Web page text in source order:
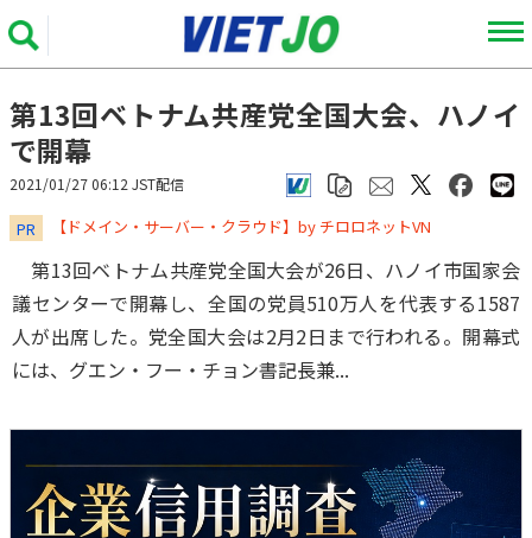
第13回ベトナム共産党全国大会、ハノイ
で開幕
2021/01/27 06:12 JST配信
PR ​​​​​​​【ドメイン・サーバー・クラウド】by チロロネットVN
第13回ベトナム共産党全国大会が26日、ハノイ市国家会
議センターで開幕し、全国の党員510万人を代表する1587
人が出席した。党全国大会は2月2日まで行われる。開幕式
には、グエン・フー・チョン書記長兼...